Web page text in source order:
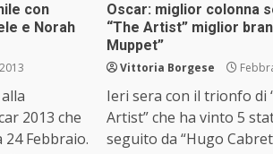
con
e Norah
2013 che
Febbraio.
Oscar: miglior colonna
“The Artist” miglior
Muppet”
Vittoria Borgese
Ieri sera con il trionfo di
Artist” che ha vinto 5
seguito da “Hugo